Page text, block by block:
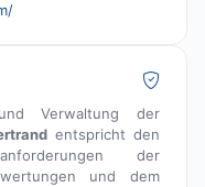
Verwaltung der
entspricht den
der
und dem